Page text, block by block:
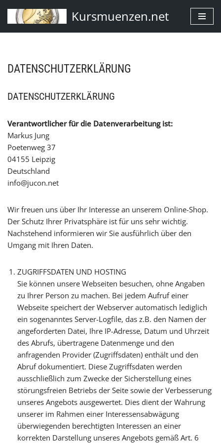
Zum
Kursmuenzen.net
DATENSCHUTZERKLÄRUNG
DATENSCHUTZERKLÄRUNG
Verantwortlicher für die Datenverarbeitung ist:
Markus Jung
Poetenweg 37
04155 Leipzig
Deutschland
info@jucon.net
Wir freuen uns über Ihr Interesse an unserem Online-Shop.
Der Schutz Ihrer Privatsphäre ist für uns sehr wichtig.
Nachstehend informieren wir Sie ausführlich über den
Umgang mit Ihren Daten.
ZUGRIFFSDATEN UND HOSTING
Sie können unsere Webseiten besuchen, ohne Angaben
zu Ihrer Person zu machen. Bei jedem Aufruf einer
Webseite speichert der Webserver automatisch lediglich
ein sogenanntes Server-Logfile, das z.B. den Namen der
angeforderten Datei, Ihre IP-Adresse, Datum und Uhrzeit
des Abrufs, übertragene Datenmenge und den
anfragenden Provider (Zugriffsdaten) enthält und den
Abruf dokumentiert. Diese Zugriffsdaten werden
ausschließlich zum Zwecke der Sicherstellung eines
störungsfreien Betriebs der Seite sowie der Verbesserung
unseres Angebots ausgewertet. Dies dient der Wahrung
unserer im Rahmen einer Interessensabwägung
überwiegenden berechtigten Interessen an einer
korrekten Darstellung unseres Angebots gemäß Art. 6